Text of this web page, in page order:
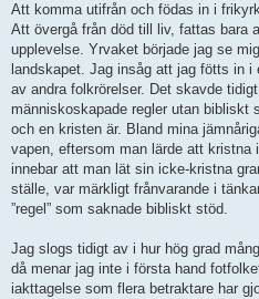
Att komma utifrån och födas in i
Att övergå från död till liv, fattas bara
upplevelse. Yrvaket började jag se
landskapet. Jag insåg att jag fötts in
av andra folkrörelser. Det skavde
människoskapade regler utan bibliskt
och en kristen är. Bland mina
vapen, eftersom man lärde att kristna
innebar att man lät sin icke-kristna
ställe, var märkligt frånvarande i
”regel” som saknade bibliskt stöd.
Jag slogs tidigt av i hur hög grad
då menar jag inte i första hand
iakttagelse som flera betraktare har